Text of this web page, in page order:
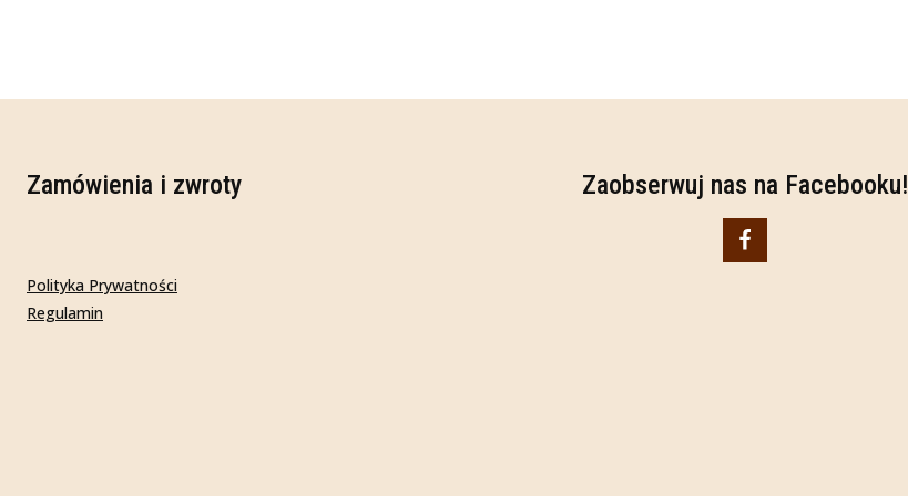
Zamówienia i zwroty
Polityka Prywatności
Regulamin
Zaobserwuj nas na Facebooku!